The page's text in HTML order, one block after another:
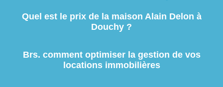
Quel est le prix de la maison Alain Delon à
Douchy ?
Brs. comment optimiser la gestion de vos
locations immobilières